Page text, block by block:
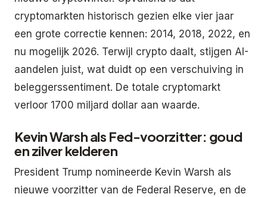
cryptomarkten historisch gezien elke vier jaar
een grote correctie kennen: 2014, 2018, 2022, en
nu mogelijk 2026. Terwijl crypto daalt, stijgen AI-
aandelen juist, wat duidt op een verschuiving in
beleggerssentiment. De totale cryptomarkt
verloor 1700 miljard dollar aan waarde.
Kevin Warsh als Fed-voorzitter: goud
en zilver kelderen
President Trump nomineerde Kevin Warsh als
nieuwe voorzitter van de Federal Reserve, en de